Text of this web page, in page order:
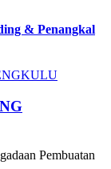
& Penangkal
Pembuatan